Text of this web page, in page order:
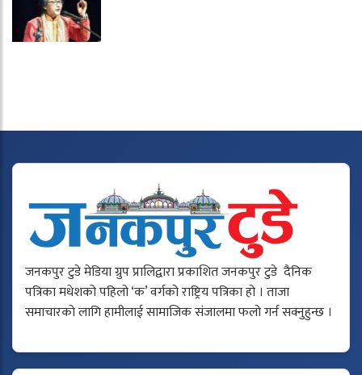
जनकपुर टुडे मेडिया ग्रुप प्रालिद्वारा प्रकाशित जनकपुर टुडे दैनिक
पत्रिका मधेशको पहिलो ‘क’ वर्गको राष्ट्रिय पत्रिका हो । ताजा
समाचारको लागि हामीलाई सामाजिक संजालमा फलो गर्न सक्नुहुन्छ ।